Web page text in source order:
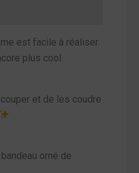
est facile à réaliser.
plus cool.
et de les coudre
orné de